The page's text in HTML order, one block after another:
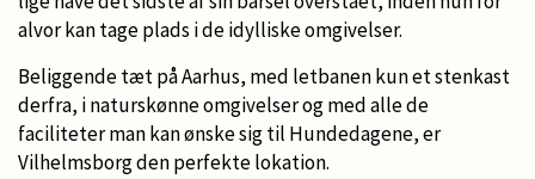
alvor kan tage plads i de idylliske omgivelser.
Beliggende tæt på Aarhus, med letbanen kun et stenkast
derfra, i naturskønne omgivelser og med alle de
faciliteter man kan ønske sig til Hundedagene, er
Vilhelmsborg den perfekte lokation.